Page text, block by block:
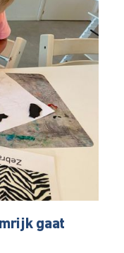
gaat